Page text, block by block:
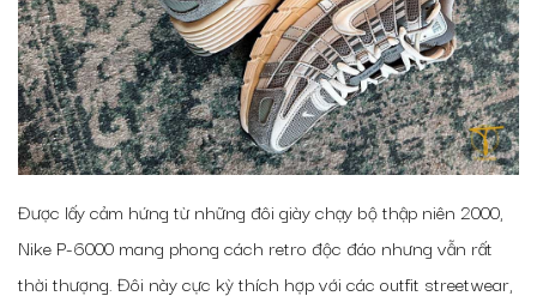
Được lấy cảm hứng từ những đôi giày chạy bộ thập niên 2000,
Nike P-6000 mang phong cách retro độc đáo nhưng vẫn rất
thời thượng. Đôi này cực kỳ thích hợp với các outfit streetwear,